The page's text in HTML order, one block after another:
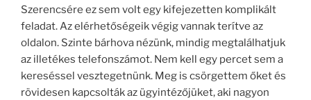
Szerencsére ez sem volt egy kifejezetten komplikált
feladat. Az elérhetőségeik végig vannak terítve az
oldalon. Szinte bárhova nézünk, mindig megtalálhatjuk
az illetékes telefonszámot. Nem kell egy percet sem a
kereséssel vesztegetnünk. Meg is csörgettem őket és
rövidesen kapcsolták az ügyintézőjüket, aki nagyon